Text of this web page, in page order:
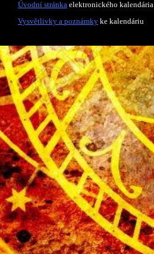
Úvodní stránka elektronického kalendária
Vysvětlivky a poznámky ke kalendáriu